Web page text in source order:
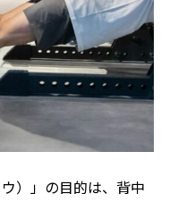
）」の目的は、背中